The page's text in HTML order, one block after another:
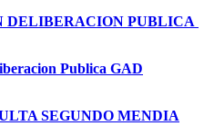
DELIBERACION PUBLICA
Publica GAD
SEGUNDO MENDIA